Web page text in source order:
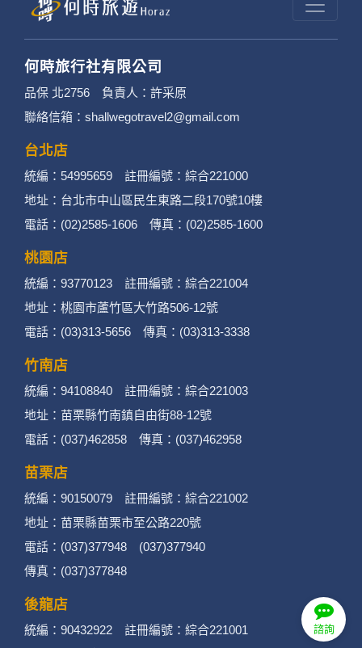
諮詢
何時旅行社有限公司
品保 北2756 負責人：許采原
聯絡信箱：shallwegotravel2@gmail.com
台北店
統編：54995659 註冊編號：綜合221000
地址：台北市中山區民生東路二段170號10樓
電話：(02)2585-1606 傳真：(02)2585-1600
桃園店
統編：93770123 註冊編號：綜合221004
地址：桃園市蘆竹區大竹路506-12號
電話：(03)313-5656 傳真：(03)313-3338
竹南店
統編：94108840 註冊編號：綜合221003
地址：苗栗縣竹南鎮自由街88-12號
電話：(037)462858 傳真：(037)462958
苗栗店
統編：90150079 註冊編號：綜合221002
地址：苗栗縣苗栗市至公路220號
電話：(037)377948 (037)377940
傳真：(037)377848
後龍店
統編：90432922 註冊編號：綜合221001